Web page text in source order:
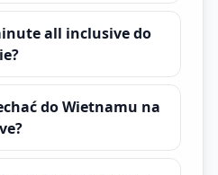
all inclusive do
do Wietnamu na